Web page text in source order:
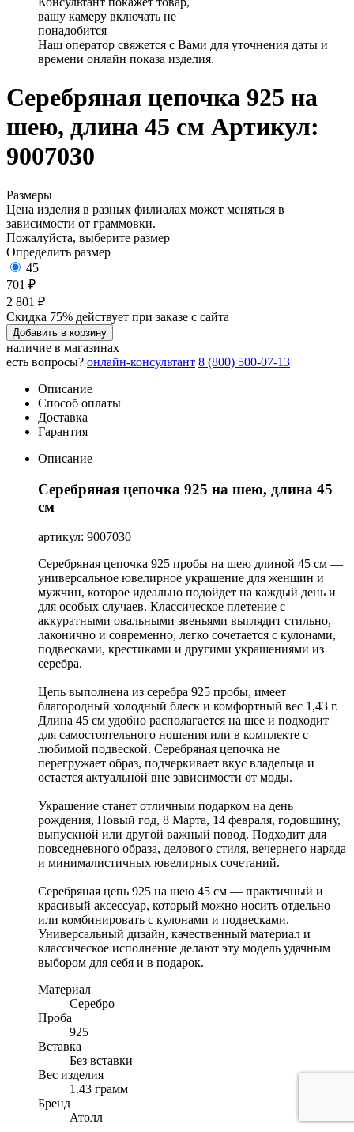
вашу камеру включать не
понадобится
Наш оператор свяжется с Вами для уточнения даты и
времени онлайн показа изделия.
Серебряная цепочка 925 на
шею, длина 45 см Артикул:
9007030
Размеры
Цена изделия в разных филиалах может меняться в
зависимости от граммовки.
Пожалуйста, выберите размер
Определить размер
45
701 ₽
2 801 ₽
Скидка 75% действует при заказе с сайта
Добавить в корзину
наличие в магазинах
есть вопросы? онлайн-консультант 8 (800) 500-07-13
Описание
Способ оплаты
Доставка
Гарантия
Описание
Серебряная цепочка 925 на шею, длина 45
см
артикул: 9007030
Серебряная цепочка 925 пробы на шею длиной 45 см —
универсальное ювелирное украшение для женщин и
мужчин, которое идеально подойдет на каждый день и
для особых случаев. Классическое плетение с
аккуратными овальными звеньями выглядит стильно,
лаконично и современно, легко сочетается с кулонами,
подвесками, крестиками и другими украшениями из
серебра.
Цепь выполнена из серебра 925 пробы, имеет
благородный холодный блеск и комфортный вес 1,43 г.
Длина 45 см удобно располагается на шее и подходит
для самостоятельного ношения или в комплекте с
любимой подвеской. Серебряная цепочка не
перегружает образ, подчеркивает вкус владельца и
остается актуальной вне зависимости от моды.
Украшение станет отличным подарком на день
рождения, Новый год, 8 Марта, 14 февраля, годовщину,
выпускной или другой важный повод. Подходит для
повседневного образа, делового стиля, вечернего наряда
и минималистичных ювелирных сочетаний.
Серебряная цепь 925 на шею 45 см — практичный и
красивый аксессуар, который можно носить отдельно
или комбинировать с кулонами и подвесками.
Универсальный дизайн, качественный материал и
классическое исполнение делают эту модель удачным
выбором для себя и в подарок.
Материал
Серебро
Проба
925
Вставка
Без вставки
Вес изделия
1.43 грамм
Бренд
Атолл